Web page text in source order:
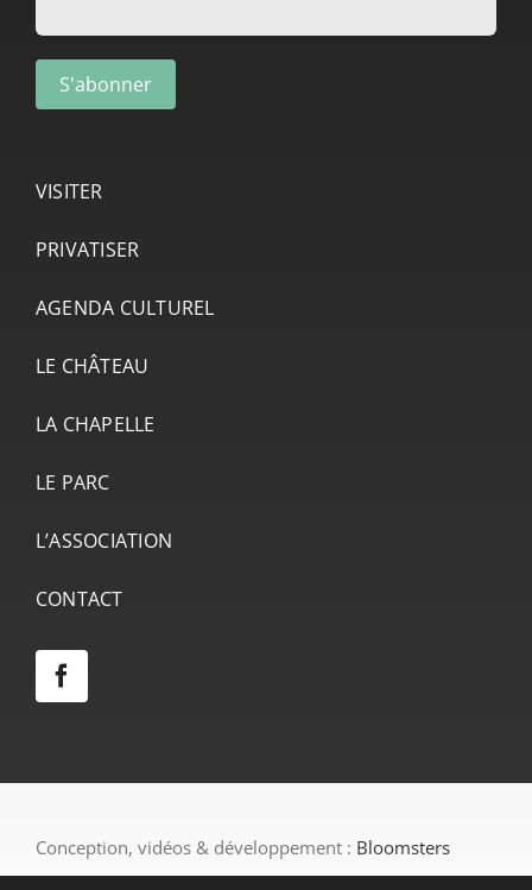
VISITER
PRIVATISER
AGENDA CULTUREL
LE CHÂTEAU
LA CHAPELLE
LE PARC
L’ASSOCIATION
CONTACT
Conception, vidéos & développement : Bloomsters